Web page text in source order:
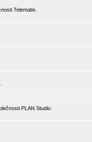
Telematix.
PLAN Studio.